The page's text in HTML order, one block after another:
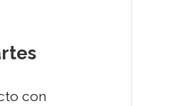
con